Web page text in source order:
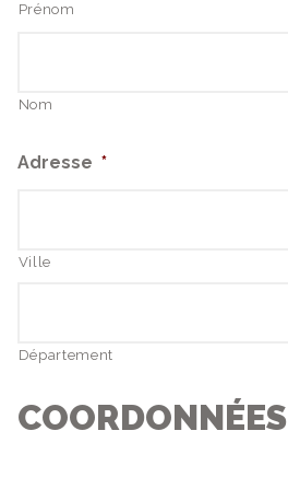
Prénom
Nom
Adresse *
Ville
Département
COORDONNÉES